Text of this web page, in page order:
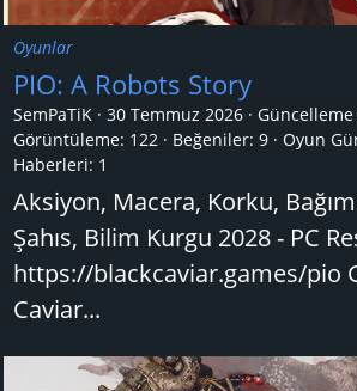
Oyunlar
PIO: A Robots Story
SemPaTiK 30 Temmuz 2026 Güncelleme
Görüntüleme: 122
Beğeniler: 9
Oyun
Haberleri: 1
Aksiyon, Macera, Korku,
Şahıs, Bilim Kurgu 2028 - PC
https://blackcaviar.games/pio
Caviar...